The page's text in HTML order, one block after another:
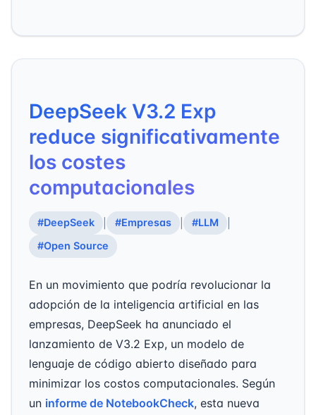
DeepSeek V3.2 Exp
reduce significativamente
los costes
computacionales
#DeepSeek #Empresas #LLM
#Open Source
En un movimiento que podría revolucionar la
adopción de la inteligencia artificial en las
empresas, DeepSeek ha anunciado el
lanzamiento de V3.2 Exp, un modelo de
lenguaje de código abierto diseñado para
minimizar los costos computacionales. Según
un informe de NotebookCheck, esta nueva